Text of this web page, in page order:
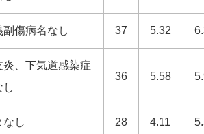
傷病名なし 37 5.32
、下気道感染症
し
36 5.58
し 28 4.11